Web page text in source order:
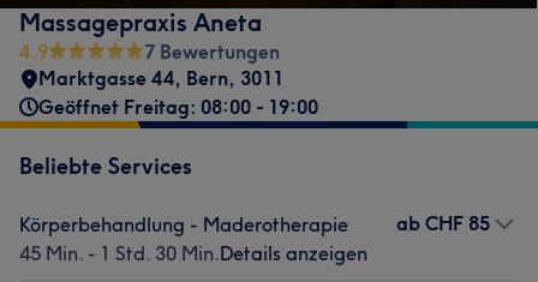
Massagepraxis Aneta
4.9
7 Bewertungen
Marktgasse 44, Bern, 3011
Geöffnet Freitag: 08:00 - 19:00
Beliebte Services
Körperbehandlung - Maderotherapie
45 Min. - 1 Std. 30 Min.Details anzeigen
ab CHF 85